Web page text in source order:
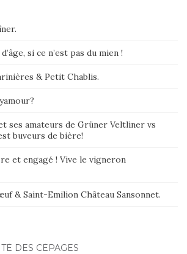
si ce n’est pas du mien !
& Petit Chablis.
ses amateurs de Grüner Veltliner vs
buveurs de bière!
et engagé ! Vive le vigneron
& Saint-Emilion Château Sansonnet.
DES CÉPAGES